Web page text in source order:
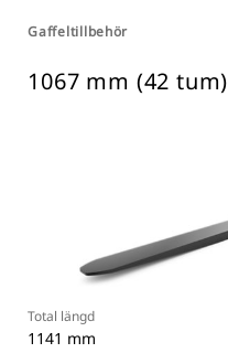
Gaffeltillbehör
1067 mm (42 tum)
Total längd
1141 mm